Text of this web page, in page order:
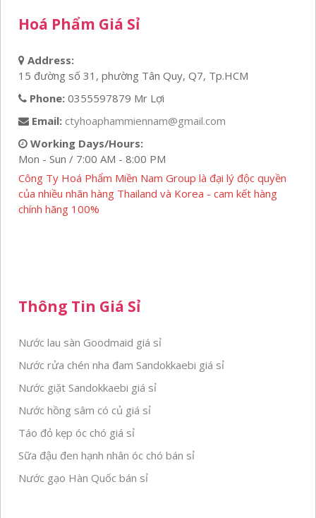
Hoá Phẩm Giá Sỉ
Address:
15 đường số 31, phường Tân Quy, Q7, Tp.HCM
Phone: 0355597879 Mr Lợi
Email: ctyhoaphammiennam@gmail.com
Working Days/Hours:
Mon - Sun / 7:00 AM - 8:00 PM
Công Ty Hoá Phẩm Miền Nam Group là đại lý độc quyền
của nhiều nhãn hàng Thailand và Korea - cam kết hàng
chính hãng 100%
Thông Tin Giá Sỉ
Nước lau sàn Goodmaid giá sỉ
Nước rửa chén nha đam Sandokkaebi giá sỉ
Nước giặt Sandokkaebi giá sỉ
Nước hồng sâm có củ giá sỉ
Táo đỏ kẹp óc chó giá sỉ
Sữa đậu đen hạnh nhân óc chó bán sỉ
Nước gạo Hàn Quốc bán sỉ